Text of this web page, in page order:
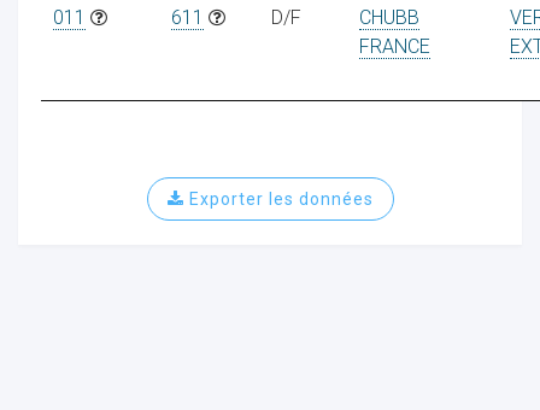
011 611 D/F
CHUBB
FRANCE
Exporter les données